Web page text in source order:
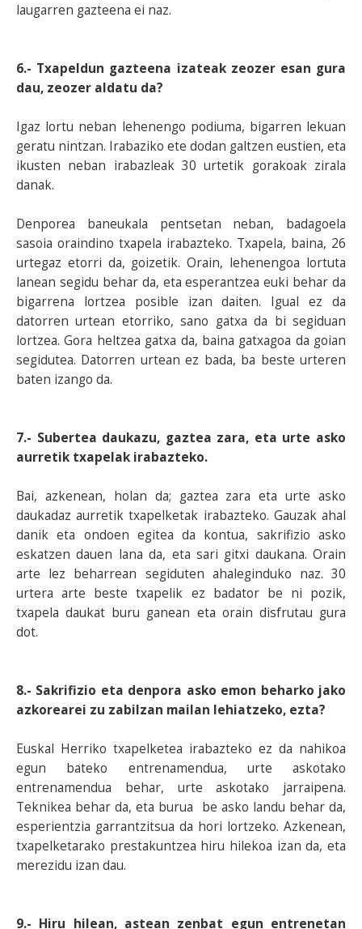
laugarren gazteena ei naz.
6.- Txapeldun gazteena izateak zeozer esan gura
dau, zeozer aldatu da?
Igaz lortu neban lehenengo podiuma, bigarren lekuan
geratu nintzan. Irabaziko ete dodan galtzen eustien, eta
ikusten neban irabazleak 30 urtetik gorakoak zirala
danak.
Denporea baneukala pentsetan neban, badagoela
sasoia oraindino txapela irabazteko. Txapela, baina, 26
urtegaz etorri da, goizetik. Orain, lehenengoa lortuta
lanean segidu behar da, eta esperantzea euki behar da
bigarrena lortzea posible izan daiten. Igual ez da
datorren urtean etorriko, sano gatxa da bi segiduan
lortzea. Gora heltzea gatxa da, baina gatxagoa da goian
segidutea. Datorren urtean ez bada, ba beste urteren
baten izango da.
7.- Subertea daukazu, gaztea zara, eta urte asko
aurretik txapelak irabazteko.
Bai, azkenean, holan da; gaztea zara eta urte asko
daukadaz aurretik txapelketak irabazteko. Gauzak ahal
danik eta ondoen egitea da kontua, sakrifizio asko
eskatzen dauen lana da, eta sari gitxi daukana. Orain
arte lez beharrean segiduten ahaleginduko naz. 30
urtera arte beste txapelik ez badator be ni pozik,
txapela daukat buru ganean eta orain disfrutau gura
dot.
8.- Sakrifizio eta denpora asko emon beharko jako
azkorearei zu zabilzan mailan lehiatzeko, ezta?
Euskal Herriko txapelketea irabazteko ez da nahikoa
egun bateko entrenamendua, urte askotako
entrenamendua behar, urte askotako jarraipena.
Teknikea behar da, eta burua be asko landu behar da,
esperientzia garrantzitsua da hori lortzeko. Azkenean,
txapelketarako prestakuntzea hiru hilekoa izan da, eta
merezidu izan dau.
9.- Hiru hilean, astean zenbat egun entrenetan